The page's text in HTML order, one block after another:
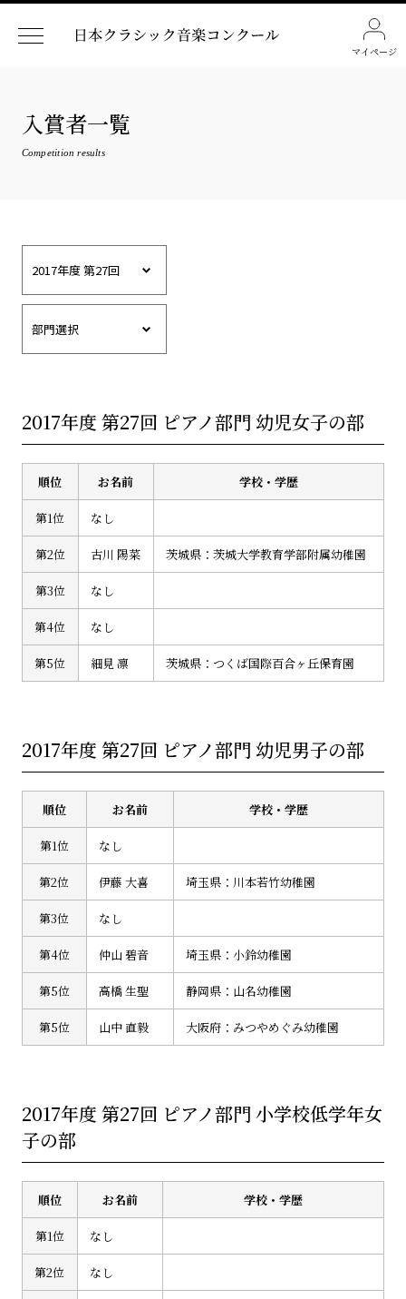
マイページ
入賞者一覧
Competition results
2017年度 第27回 ピアノ部門 幼児女子の部
順位 お名前 学校・学歴
第1位 なし
第2位 古川 陽菜 茨城県：茨城大学教育学部附属幼稚園
第3位 なし
第4位 なし
第5位 細見 凛 茨城県：つくば国際百合ヶ丘保育園
2017年度 第27回 ピアノ部門 幼児男子の部
順位 お名前 学校・学歴
第1位 なし
第2位 伊藤 大喜 埼玉県：川本若竹幼稚園
第3位 なし
第4位 仲山 碧音 埼玉県：小鈴幼稚園
第5位 高橋 生聖 静岡県：山名幼稚園
第5位 山中 直毅 大阪府：みつやめぐみ幼稚園
2017年度 第27回 ピアノ部門 小学校低学年女
子の部
順位 お名前 学校・学歴
第1位 なし
第2位 なし